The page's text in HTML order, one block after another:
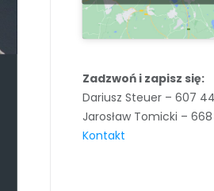
Zadzwoń i zapisz się:
Dariusz Steuer – 607
Jarosław Tomicki –
Kontakt